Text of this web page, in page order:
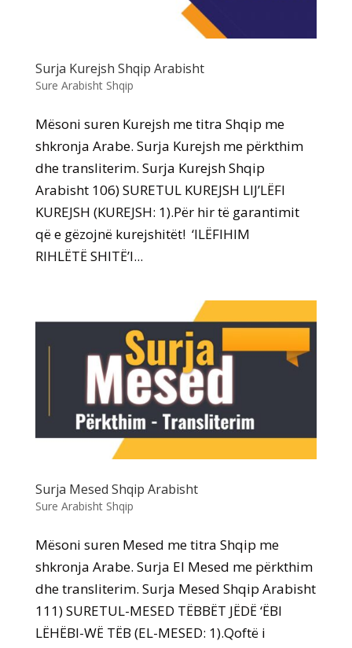
Surja Kurejsh Shqip Arabisht
Sure Arabisht Shqip
Mësoni suren Kurejsh me titra Shqip me
shkronja Arabe. Surja Kurejsh me përkthim
dhe transliterim. Surja Kurejsh Shqip
Arabisht 106) SURETUL KUREJSH LIJ’LËFI
KUREJSH (KUREJSH: 1).Për hir të garantimit
që e gëzojnë kurejshitët! ‘ILËFIHIM
RIHLËTË SHITË’I...
Surja Mesed Shqip Arabisht
Sure Arabisht Shqip
Mësoni suren Mesed me titra Shqip me
shkronja Arabe. Surja El Mesed me përkthim
dhe transliterim. Surja Mesed Shqip Arabisht
111) SURETUL-MESED TËBBËT JËDË ‘ËBI
LËHËBI-WË TËB (EL-MESED: 1).Qoftë i